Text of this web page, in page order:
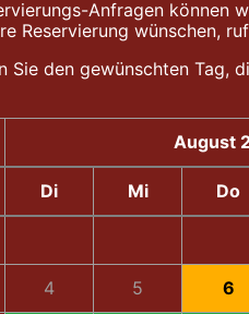
Anfragen können
Reservierung wünschen,
Sie den gewünschten Tag,
August
Di Mi Do
4 5 6